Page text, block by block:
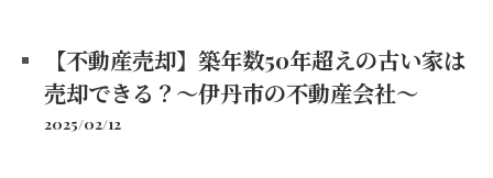
【不動産売却】築年数50年超えの古い家は
売却できる？～伊丹市の不動産会社～
2025/02/12